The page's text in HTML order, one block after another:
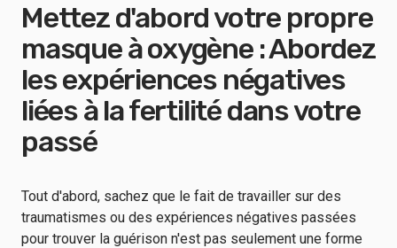
Mettez d'abord votre propre
masque à oxygène : Abordez
les expériences négatives
liées à la fertilité dans votre
passé
Tout d'abord, sachez que le fait de travailler sur des
traumatismes ou des expériences négatives passées
pour trouver la guérison n'est pas seulement une forme